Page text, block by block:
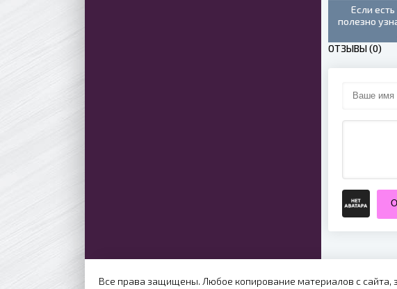
Если
полезно
ОТЗЫВЫ (0)
Все права защищены. Любое копирование материалов с сайта,